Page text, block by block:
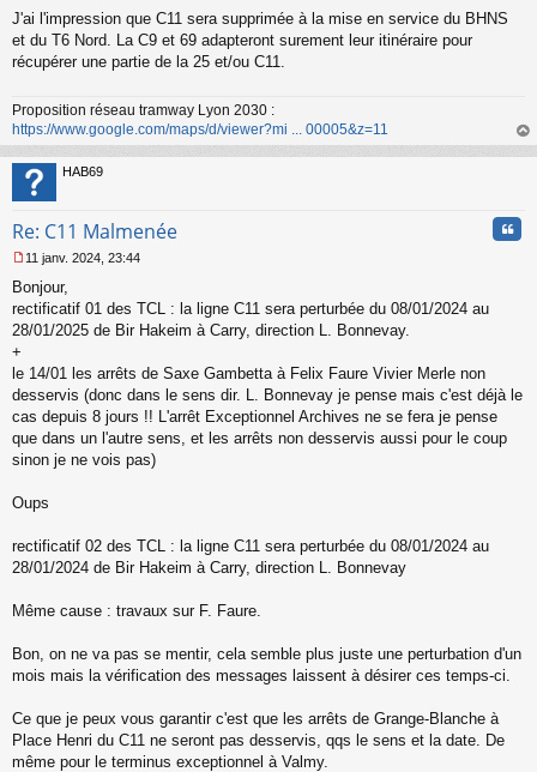
e
s
s
e
n
o
n
l
u
J'ai l'impression que C11 sera supprimée à la mise en service du BHNS
et du T6 Nord. La C9 et 69 adapteront surement leur itinéraire pour
récupérer une partie de la 25 et/ou C11.
Proposition réseau tramway Lyon 2030 :
https://www.google.com/maps/d/viewer?mi ... 00005&z=11
au
HAB69
Re: C11 Malmenée
e
s
s
e
n
o
n
u
11 janv. 2024, 23:44
Bonjour,
rectificatif 01 des TCL : la ligne C11 sera perturbée du 08/01/2024 au
28/01/2025 de Bir Hakeim à Carry, direction L. Bonnevay.
+
le 14/01 les arrêts de Saxe Gambetta à Felix Faure Vivier Merle non
desservis (donc dans le sens dir. L. Bonnevay je pense mais c'est déjà le
cas depuis 8 jours !! L'arrêt Exceptionnel Archives ne se fera je pense
que dans un l'autre sens, et les arrêts non desservis aussi pour le coup
sinon je ne vois pas)
Oups
rectificatif 02 des TCL : la ligne C11 sera perturbée du 08/01/2024 au
28/01/2024 de Bir Hakeim à Carry, direction L. Bonnevay
Même cause : travaux sur F. Faure.
Bon, on ne va pas se mentir, cela semble plus juste une perturbation d'un
mois mais la vérification des messages laissent à désirer ces temps-ci.
Ce que je peux vous garantir c'est que les arrêts de Grange-Blanche à
Place Henri du C11 ne seront pas desservis, qqs le sens et la date. De
même pour le terminus exceptionnel à Valmy.